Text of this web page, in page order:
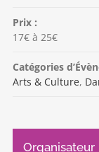
Prix :
17€ à 25€
Catégories
Arts & Culture,
Organisateur